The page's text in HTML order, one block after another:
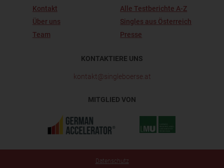
Kontakt
Über uns
Team
Alle Testberichte A-Z
Singles aus Österreich
Presse
KONTAKTIERE UNS
kontakt@singleboerse.at
MITGLIED VON
Datenschutz